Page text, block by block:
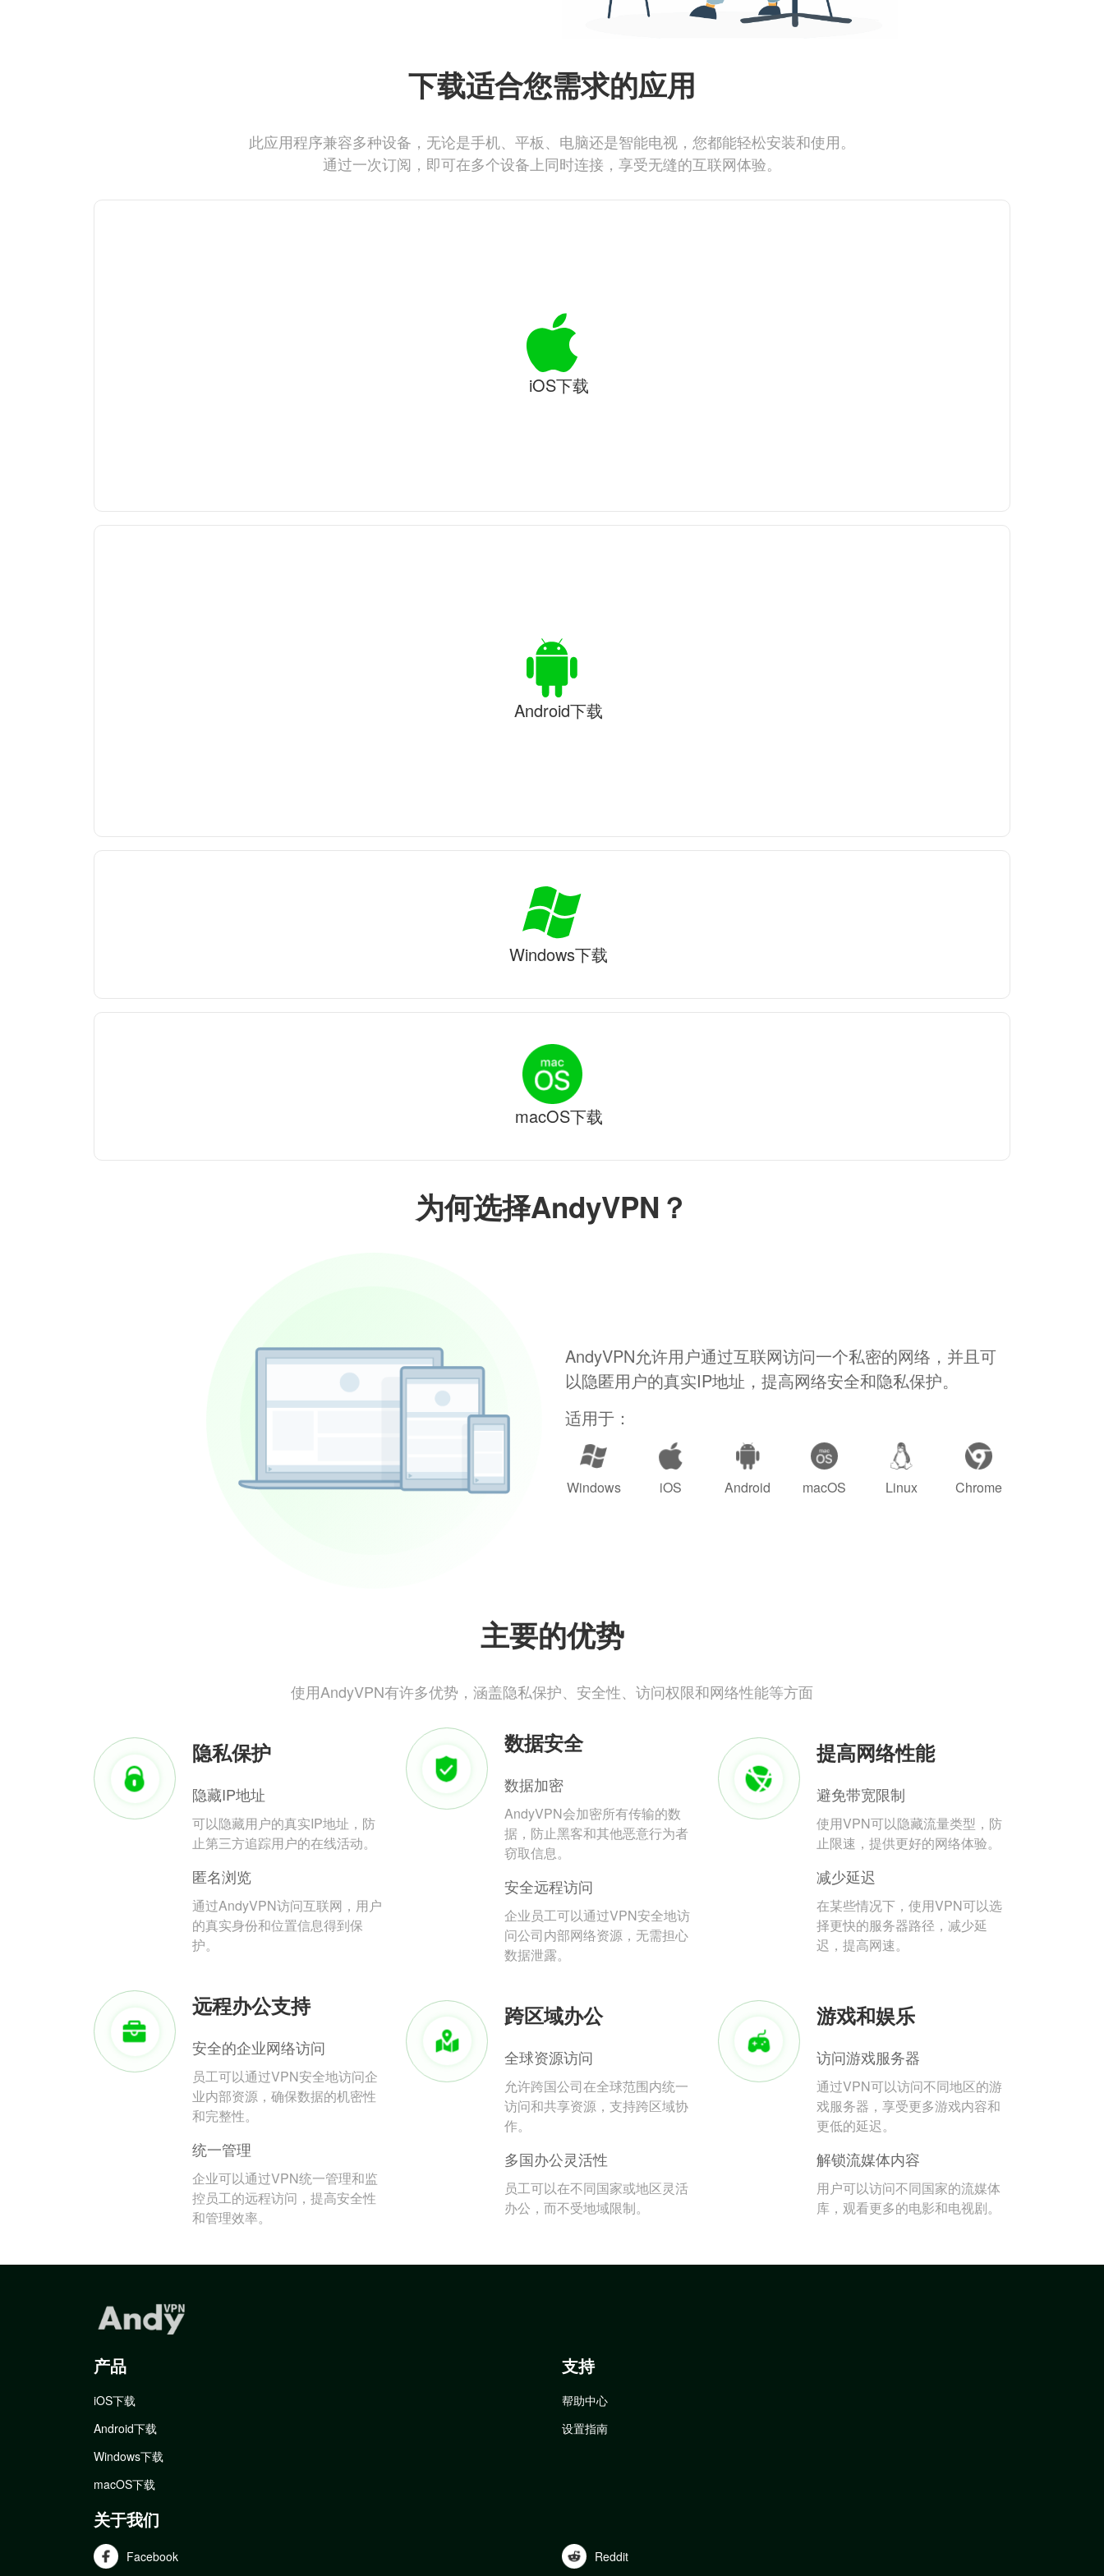
为何选择AndyVPN？
AndyVPN允许用户通过互联网访问一个私密的网络，并且可
以隐匿用户的真实IP地址，提高网络安全和隐私保护。
适用于：
Windows iOS Android macOS Linux Chrome
主要的优势
使用AndyVPN有许多优势，涵盖隐私保护、安全性、访问权限和网络性能等方面
隐私保护
隐藏IP地址
可以隐藏用户的真实IP地址，防
止第三方追踪用户的在线活动。
匿名浏览
通过AndyVPN访问互联网，用户
的真实身份和位置信息得到保
护。
数据安全
数据加密
AndyVPN会加密所有传输的数
据，防止黑客和其他恶意行为者
窃取信息。
安全远程访问
企业员工可以通过VPN安全地访
问公司内部网络资源，无需担心
数据泄露。
提高网络性能
避免带宽限制
使用VPN可以隐藏流量类型，防
止限速，提供更好的网络体验。
减少延迟
在某些情况下，使用VPN可以选
择更快的服务器路径，减少延
迟，提高网速。
远程办公支持
安全的企业网络访问
员工可以通过VPN安全地访问企
业内部资源，确保数据的机密性
和完整性。
统一管理
企业可以通过VPN统一管理和监
控员工的远程访问，提高安全性
和管理效率。
跨区域办公
全球资源访问
允许跨国公司在全球范围内统一
访问和共享资源，支持跨区域协
作。
多国办公灵活性
员工可以在不同国家或地区灵活
办公，而不受地域限制。
游戏和娱乐
访问游戏服务器
通过VPN可以访问不同地区的游
戏服务器，享受更多游戏内容和
更低的延迟。
解锁流媒体内容
用户可以访问不同国家的流媒体
库，观看更多的电影和电视剧。
下载适合您需求的应用
此应用程序兼容多种设备，无论是手机、平板、电脑还是智能电视，您都能轻松安装和使用。
通过一次订阅，即可在多个设备上同时连接，享受无缝的互联网体验。
iOS下载
Android下载
Windows下载
macOS下载
产品
iOS下载
Android下载
Windows下载
macOS下载
支持
帮助中心
设置指南
关于我们
Facebook Reddit